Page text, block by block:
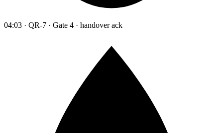
04:03 · QR-7 · Gate 4 · handover ack